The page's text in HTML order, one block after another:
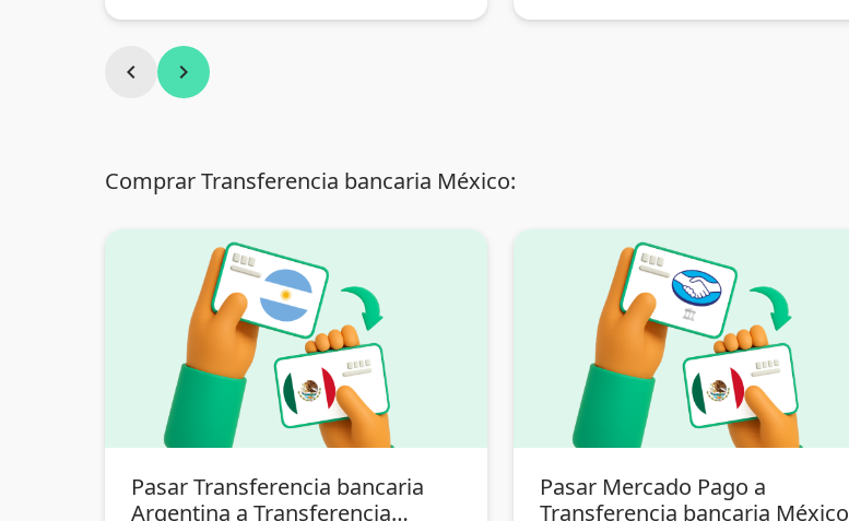
chevron_left chevron_right
Comprar Transferencia bancaria México:
Pasar Transferencia bancaria
Argentina a Transferencia
Pasar Mercado Pago a
Transferencia bancaria México